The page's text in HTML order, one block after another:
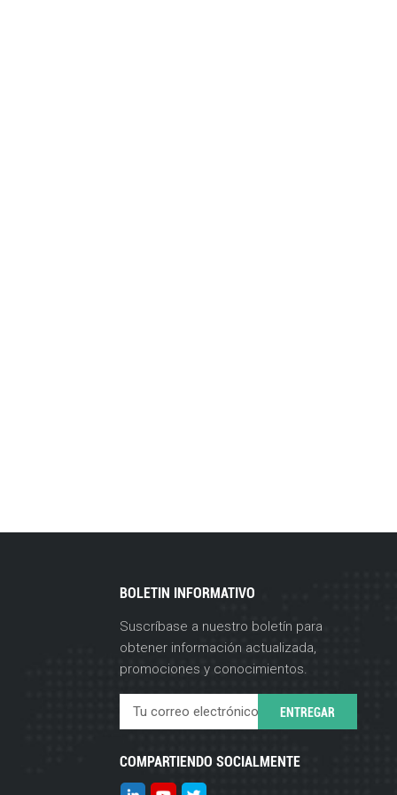
BOLETIN INFORMATIVO
Suscríbase a nuestro boletín para
obtener información actualizada,
promociones y conocimientos.
COMPARTIENDO SOCIALMENTE